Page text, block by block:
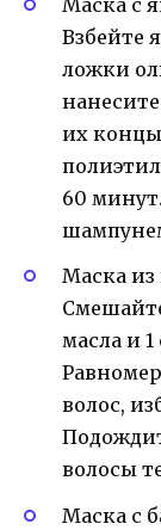
Маска с
Взбейте
ложки
их
60
Маска из
масла и
волос,
волосы
Маска с